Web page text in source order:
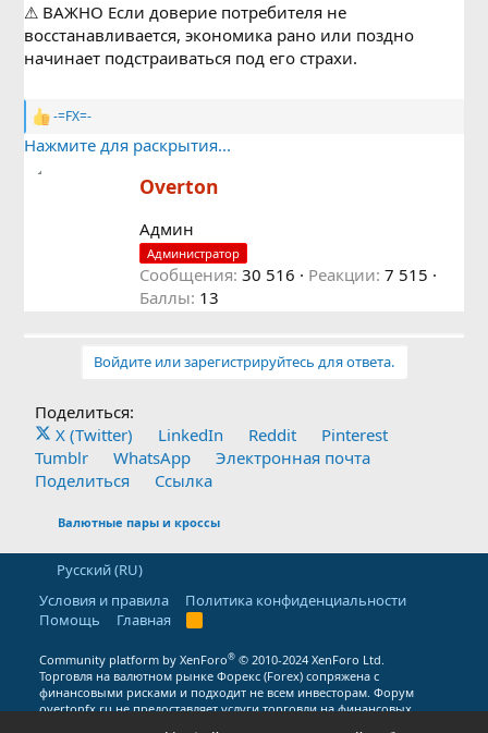
⚠ ВАЖНО Если доверие потребителя не
восстанавливается, экономика рано или поздно
начинает подстраиваться под его страхи.
Р
е
к
-=FX=-
Нажмите для раскрытия...
А
т
о
р
Overton
Админ
Администратор
Сообщения 30 516 Реакции 7 515
Баллы 13
Войдите или зарегистрируйтесь для ответа.
Поделиться:
X (Twitter)
LinkedIn Reddit
Pinterest
Tumblr
WhatsApp
Электронная почта
Поделиться
Ссылка
Валютные пары и кроссы
Русский (RU)
Условия и правила
Политика конфиденциальности
Помощь
Главная
R
Community platform by XenForo® © 2010-2024 XenForo Ltd.
Торговля на валютном рынке Форекс (Forex) сопряжена с
финансовыми рисками и подходит не всем инвесторам. Форум
overtonfx.ru не предоставляет услуги торговли на финансовых